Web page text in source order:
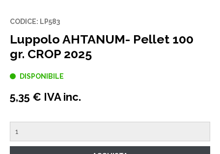
CODICE: LP583
Luppolo AHTANUM- Pellet 100
gr. CROP 2025
DISPONIBILE
5,35 € IVA inc.